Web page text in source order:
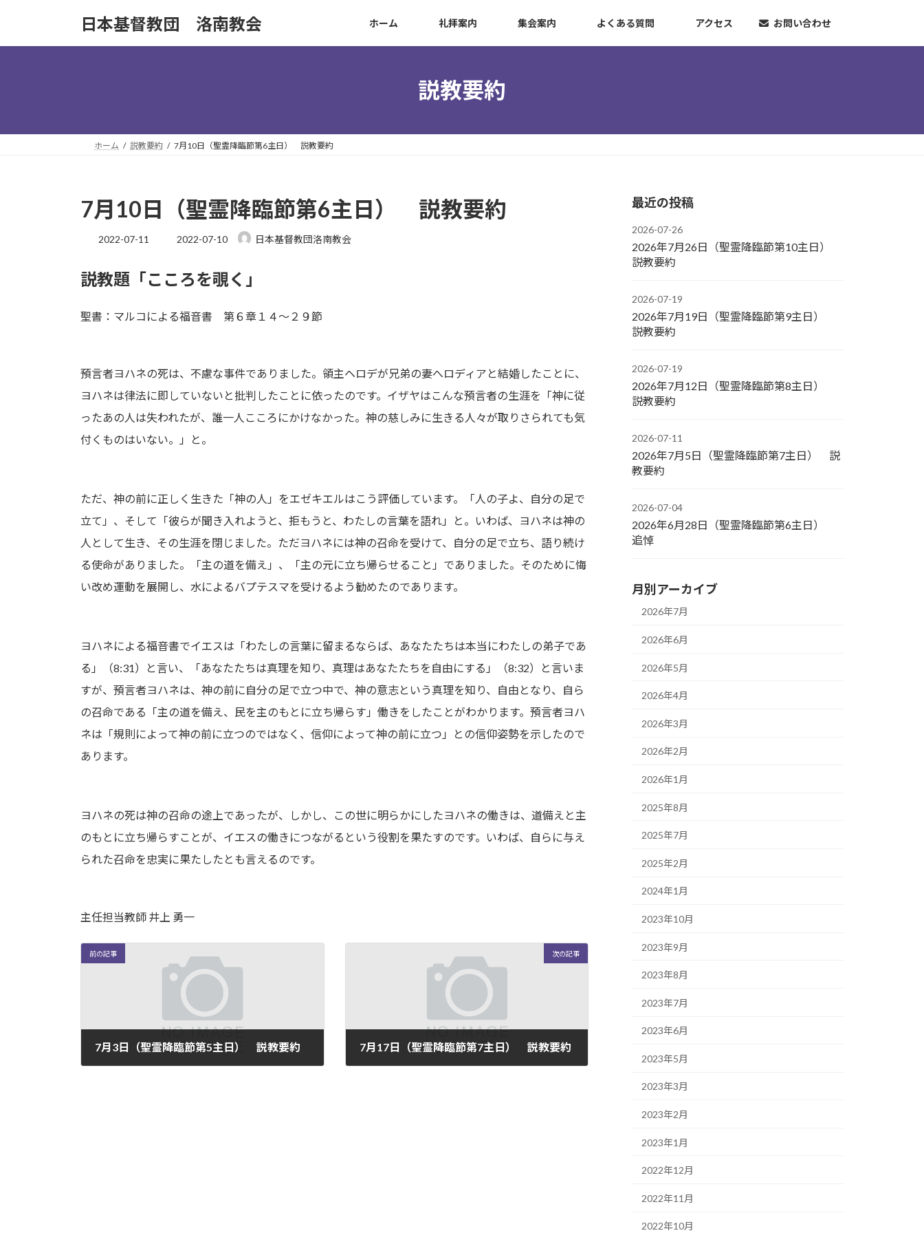
日本基督教団 洛南教会 ホーム 礼拝案内 集会案内 よくある質問 アクセス お問い合わせ
説教要約
ホーム 説教要約 7月10日（聖霊降臨節第6主日） 説教要約
7月10日（聖霊降臨節第6主日） 説教要約
2022-07-11
最
新
:
2022-07-10 日本基督教団洛南教会
説教題「こころを覗く」
聖書：マルコによる福音書 第６章１４〜２９節
預言者ヨハネの死は、不慮な事件でありました。領主ヘロデが兄弟の妻へロディアと結婚したことに、
ヨハネは律法に即していないと批判したことに依ったのです。イザヤはこんな預言者の生涯を「神に従
ったあの人は失われたが、誰一人こころにかけなかった。神の慈しみに生きる人々が取りさられても気
付くものはいない。」と。
ただ、神の前に正しく生きた「神の人」をエゼキエルはこう評価しています。「人の子よ、自分の足で
立て」、そして「彼らが聞き入れようと、拒もうと、わたしの言葉を語れ」と。いわば、ヨハネは神の
人として生き、その生涯を閉じました。ただヨハネには神の召命を受けて、自分の足で立ち、語り続け
る使命がありました。「主の道を備え」、「主の元に立ち帰らせること」でありました。そのために悔
い改め運動を展開し、水によるバプテスマを受けるよう勧めたのであります。
ヨハネによる福音書でイエスは「わたしの言葉に留まるならば、あなたたちは本当にわたしの弟子であ
る」（8:31）と言い、「あなたたちは真理を知り、真理はあなたたちを自由にする」（8:32）と言いま
すが、預言者ヨハネは、神の前に自分の足で立つ中で、神の意志という真理を知り、自由となり、自ら
の召命である「主の道を備え、民を主のもとに立ち帰らす」働きをしたことがわかります。預言者ヨハ
ネは「規則によって神の前に立つのではなく、信仰によって神の前に立つ」との信仰姿勢を示したので
あります。
ヨハネの死は神の召命の途上であったが、しかし、この世に明らかにしたヨハネの働きは、道備えと主
のもとに立ち帰らすことが、イエスの働きにつながるという役割を果たすのです。いわば、自らに与え
られた召命を忠実に果たしたとも言えるのです。
主任担当教師 井上 勇一
前の記事
7月3日（聖霊降臨節第5主日） 説教要約
次の記事
7月17日（聖霊降臨節第7主日） 説教要約
最近の投稿
2026-07-26
2026年7月26日（聖霊降臨節第10主日）
説教要約
2026-07-19
2026年7月19日（聖霊降臨節第9主日）
説教要約
2026-07-19
2026年7月12日（聖霊降臨節第8主日）
説教要約
2026-07-11
2026年7月5日（聖霊降臨節第7主日） 説
教要約
2026-07-04
2026年6月28日（聖霊降臨節第6主日）
追悼
月別アーカイブ
2026年7月
2026年6月
2026年5月
2026年4月
2026年3月
2026年2月
2026年1月
2025年8月
2025年7月
2025年2月
2024年1月
2023年10月
2023年9月
2023年8月
2023年7月
2023年6月
2023年5月
2023年3月
2023年2月
2023年1月
2022年12月
2022年11月
2022年10月